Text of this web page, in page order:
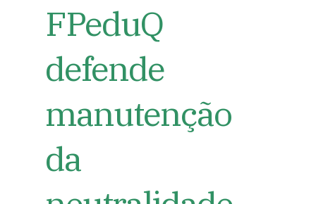
FPeduQ
defende
manutenção
da